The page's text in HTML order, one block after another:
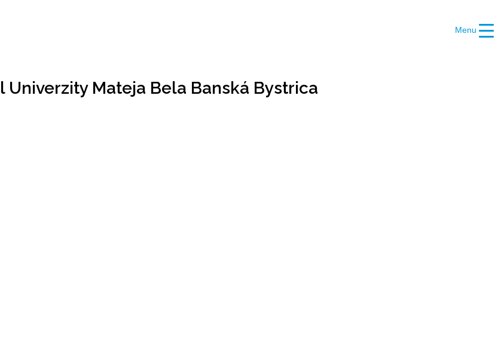
Univerzity Mateja Bela Banská Bystrica
Menu